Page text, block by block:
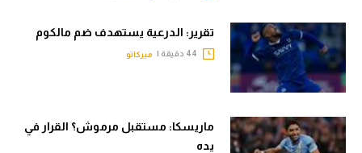
تقرير: الدرعية يستهدف ضم مالكوم
ميركاتو
ماريسكا: مستقبل مرموش؟ القرار في
يده